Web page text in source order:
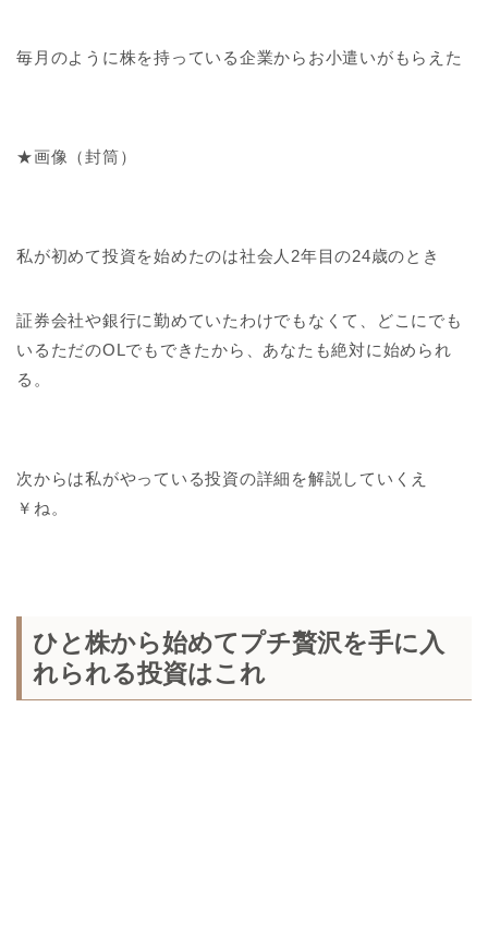
毎月のように株を持っている企業からお小遣いがもらえた
★画像（封筒）
私が初めて投資を始めたのは社会人2年目の24歳のとき
証券会社や銀行に勤めていたわけでもなくて、どこにでも
いるただのOLでもできたから、あなたも絶対に始められ
る。
次からは私がやっている投資の詳細を解説していくえ
￥ね。
ひと株から始めてプチ贅沢を手に入
れられる投資はこれ